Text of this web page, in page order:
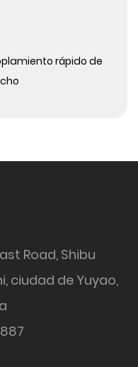
rápido de
Road, Shibu
ciudad de Yuyao,